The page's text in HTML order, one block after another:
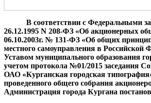
В соответствии с Федеральными
26.12.1995 N 208-ФЗ «Об акционерных
06.10.2003г. № 131-ФЗ «Об общих
местного самоуправления в Российской
Уставом муниципального образования
учетом протокола №01/2015 заседания
ОАО «Курганская городская типография
проведенного общего собрания
Администрация города Кургана